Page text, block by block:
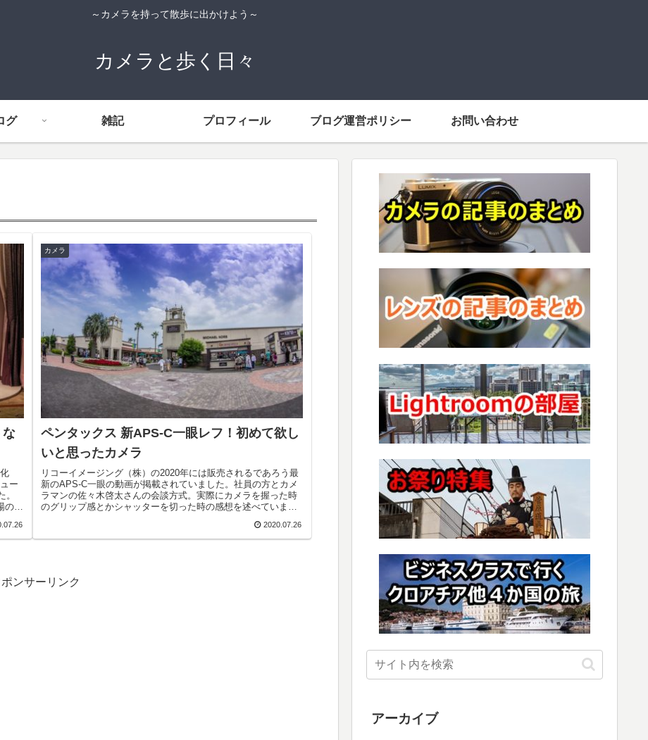
～カメラを持って散歩に出かけよう～
カメラと歩く日々
グ 雑記 プロフィール ブログ運営ポリシー お問い合わせ
な
ー
苦
カメラ
ペンタックス 新APS-C一眼レフ！初めて欲し
いと思ったカメラ
リコーイメージング（株）の2020年には販売されるであろう最
新のAPS-C一眼の動画が掲載されていました。社員の方とカメ
ラマンの佐々木啓太さんの会談方式。実際にカメラを握った時
のグリップ感とかシャッターを切った時の感想を述べていまし
2020.07.26
ポンサーリンク
アーカイブ